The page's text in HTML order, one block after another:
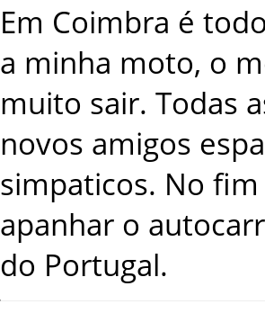
Em Coimbra é
a minha moto, o
muito sair. Todas
novos amigos
simpaticos. No fim
apanhar o
do Portugal.